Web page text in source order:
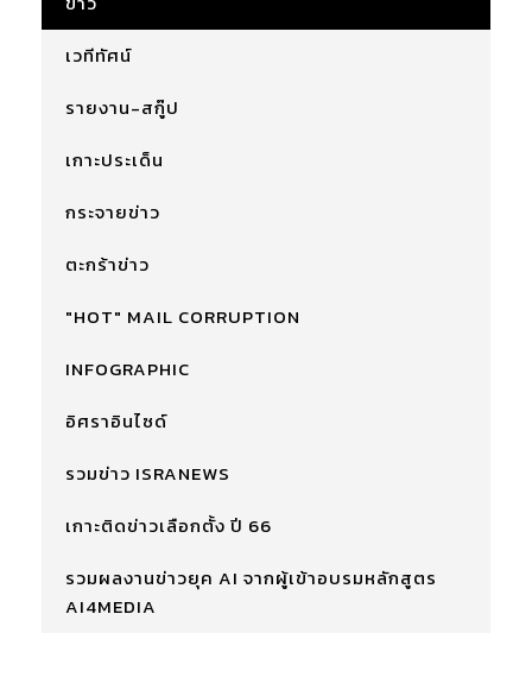
เวทีทัศน์
รายงาน-สกู๊ป
เกาะประเด็น
กระจายข่าว
ตะกร้าข่าว
"HOT" MAIL CORRUPTION
INFOGRAPHIC
อิศราอินไซด์
รวมข่าว ISRANEWS
เกาะติดข่าวเลือกตั้ง ปี 66
รวมผลงานข่าวยุค AI จากผู้เข้าอบรมหลักสูตร
AI4MEDIA